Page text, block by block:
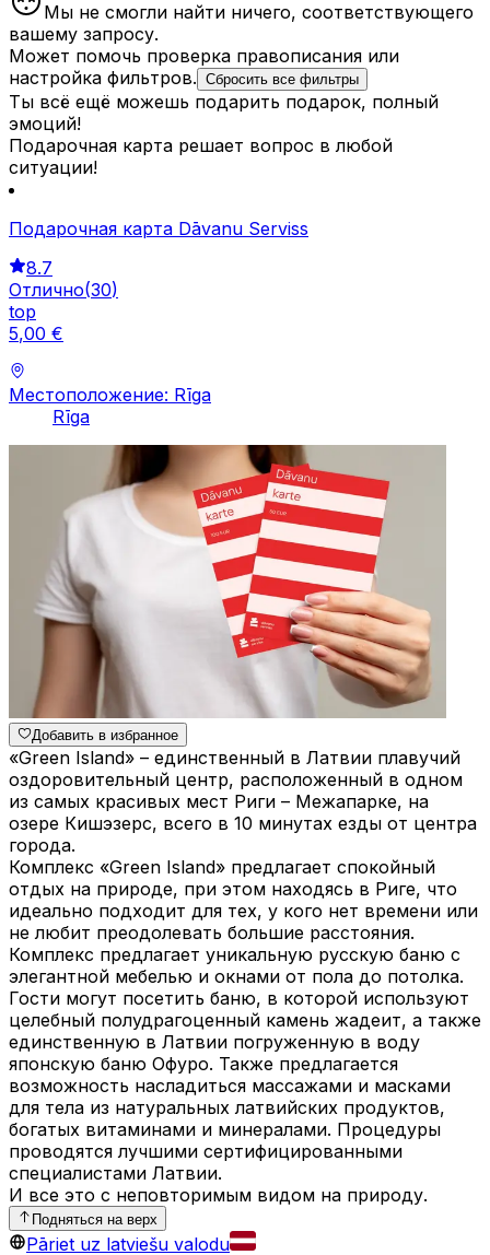
Мы не смогли найти ничего, соответствующего
вашему запросу.
Может помочь проверка правописания или
настройка фильтров. Сбросить все фильтры
Ты всё ещё можешь подарить подарок, полный
эмоций!
Подарочная карта решает вопрос в любой
ситуации!
Подарочная карта Dāvanu Serviss
8.7
Отлично(30)
top
5,00 €
Местоположение: Rīga
Rīga
Добавить в избранное
«Green Island» – единственный в Латвии плавучий
оздоровительный центр, расположенный в одном
из самых красивых мест Риги – Межапарке, на
озере Кишэзерс, всего в 10 минутах езды от центра
города.
Комплекс «Green Island» предлагает спокойный
отдых на природе, при этом находясь в Риге, что
идеально подходит для тех, у кого нет времени или
не любит преодолевать большие расстояния.
Комплекс предлагает уникальную русскую баню с
элегантной мебелью и окнами от пола до потолка.
Гости могут посетить баню, в которой используют
целебный полудрагоценный камень жадеит, а также
единственную в Латвии погруженную в воду
японскую баню Офуро. Также предлагается
возможность насладиться массажами и масками
для тела из натуральных латвийских продуктов,
богатых витаминами и минералами. Процедуры
проводятся лучшими сертифицированными
специалистами Латвии.
И все это с неповторимым видом на природу.
Подняться на верх
Pāriet uz latviešu valodu